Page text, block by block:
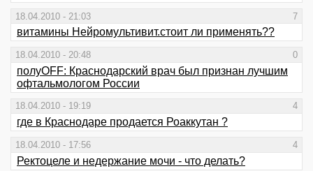
18.04.2010 - 21:03 7
витамины Нейромультивит.стоит ли применять??
18.04.2010 - 20:48 0
полуOFF: Краснодарский врач был признан лучшим
офтальмологом России
18.04.2010 - 19:19 4
где в Краснодаре продается Роаккутан ?
18.04.2010 - 17:56 4
Ректоцеле и недержание мочи - что делать?